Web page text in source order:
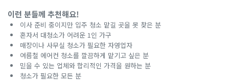
이런 분들께 추천해요!
이사 준비 중이지만 입주 청소 맡길 곳을 못 찾은 분
혼자서 대청소가 어려운 1인 가구
매장이나 사무실 청소가 필요한 자영업자
여름철 에어컨 청소를 깔끔하게 맡기고 싶은 분
믿을 수 있는 업체와 합리적인 가격을 원하는 분
청소가 필요한 모든 분